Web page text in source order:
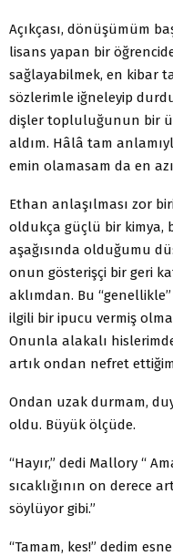
Açıkçası, dönüşümüm
lisans yapan bir
sağlayabilmek, en kibar
sözlerimle iğneleyip
dişler topluluğunun bir
aldım. Hâlâ tam
emin olamasam da en
Ethan anlaşılması zor
oldukça güçlü bir kimya,
aşağısında olduğumu
onun gösterişçi bir geri
aklımdan. Bu
ilgili bir ipucu vermiş
Onunla alakalı
artık ondan nefret
Ondan uzak durmam,
oldu. Büyük ölçüde.
“Hayır,” dedi Mallory “
sıcaklığının on derece
söylüyor gibi.”
“Tamam, kes!” dedim